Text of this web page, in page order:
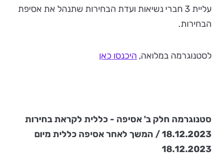
עליית 3 חברי נשיאות ועדת הבחירות שתנהל את אסיפת
הבחירות.
לסטנוגרמה במלואה, היכנסו כאן
סטנוגרמה חלק ב' אסיפה - כללית לקראת בחירות
18.12.2023 / המשך לאחר אסיפה כללית מיום
18.12.2023